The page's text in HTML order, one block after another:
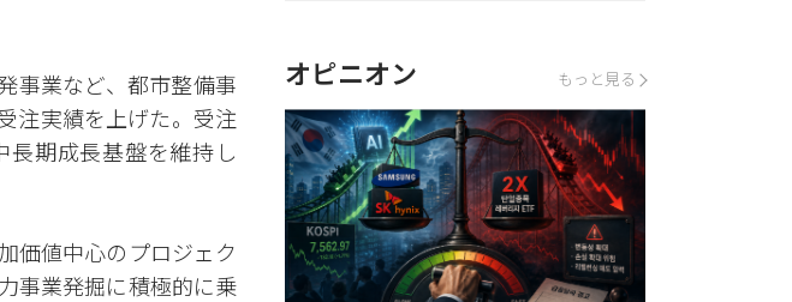
事業など、都市整備事
注実績を上げた。受注
長期成長基盤を維持し
価値中心のプロジェク
事業発掘に積極的に乗
オピニオン もっと見る